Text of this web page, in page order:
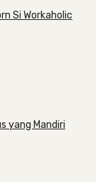
Si Workaholic
yang Mandiri